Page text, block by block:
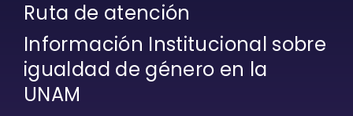
Ruta de atención
Información Institucional sobre
igualdad de género en la
UNAM